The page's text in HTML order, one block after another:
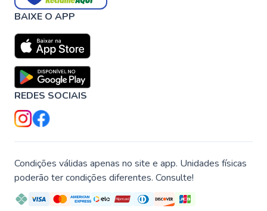
BAIXE O APP
REDES SOCIAIS
Condições válidas apenas no site e app. Unidades físicas
poderão ter condições diferentes. Consulte!